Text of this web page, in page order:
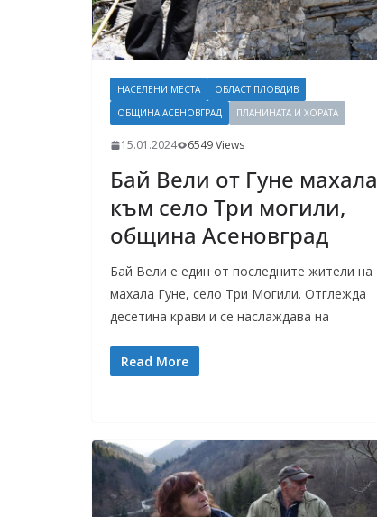
НАСЕЛЕНИ МЕСТА
ОБЛАСТ ПЛОВДИВ
ОБЩИНА АСЕНОВГРАД
ПЛАНИНАТА И ХОРАТА
15.01.2024 6549 Views
Бай Вели от Гуне махала
към село Три могили,
община Асеновград
Бай Вели е един от последните жители на
махала Гуне, село Три Могили. Отглежда
десетина крави и се наслаждава на
Read More